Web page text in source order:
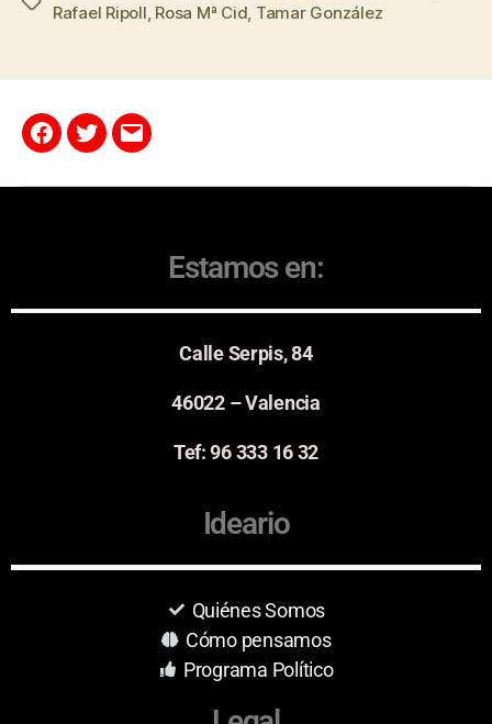
Rafael Ripoll Rosa Mª Cid Tamar González
Estamos en:
Calle Serpis, 84
46022 – Valencia
Tef: 96 333 16 32
Ideario
Quiénes Somos
Cómo pensamos
Programa Político